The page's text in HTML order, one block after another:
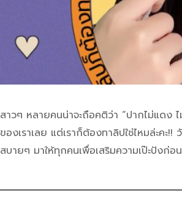
สาวๆ หลายคนน่าจะถือคติว่า “ปากไม่แดง
ของเราเลย แต่เราก็ต้องทาลิปใช่ไหมล่ะค
สบายๆ มาให้ทุกคนเพื่อเสริมความเป๊ะปังก่